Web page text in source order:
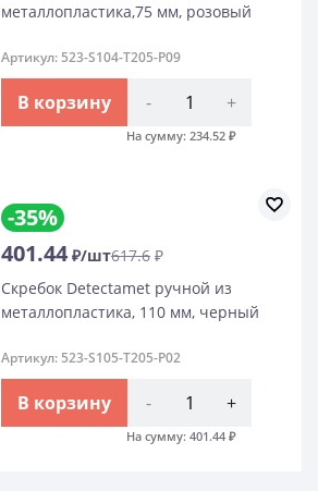
металлопластика,75 мм, розовый
Артикул: 523-S104-T205-P09
В корзину - +
На сумму: 234.52 ₽
-35%
401.44 ₽/шт617.6 ₽
Скребок Detectamet ручной из
металлопластика, 110 мм, черный
Артикул: 523-S105-T205-P02
В корзину - +
На сумму: 401.44 ₽